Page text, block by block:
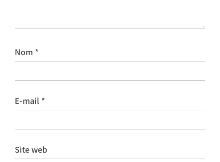
Nom *
E-mail *
Site web